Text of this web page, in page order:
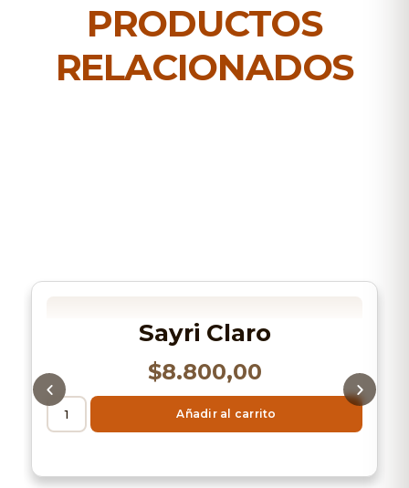
PRODUCTOS
RELACIONADOS
Sayri Claro
$8.800,00
Añadir al carrito